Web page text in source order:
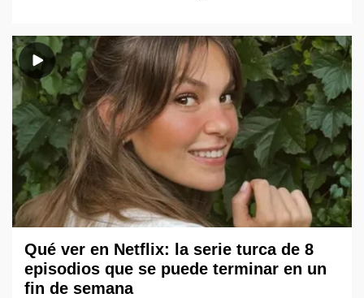
Qué ver en Netflix: la serie turca de 8
episodios que se puede terminar en un
fin de semana